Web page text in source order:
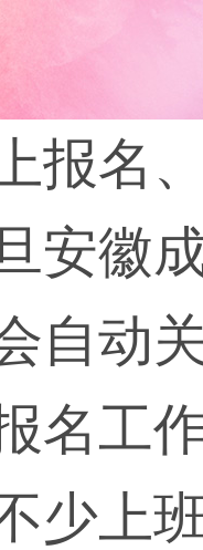
报名
安徽
自动
名工作
少上